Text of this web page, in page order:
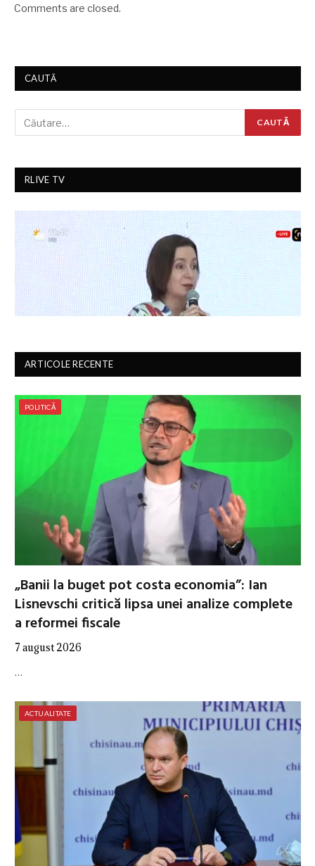
Comments are closed.
CAUTĂ
RLIVE TV
ARTICOLE RECENTE
POLITICĂ
„Banii la buget pot costa economia”: Ian
Lisnevschi critică lipsa unei analize complete
a reformei fiscale
7 august 2026
…
ACTUALITATE